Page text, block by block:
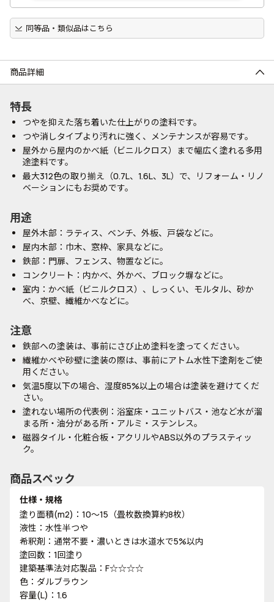
同等品・類似品はこちら
商品詳細
特長
つやを抑えた落ち着いた仕上がりの塗料です。
つや消しタイプより汚れに強く、メンテナンスが容易です。
屋外から屋内のかべ紙（ビニルクロス）まで幅広く塗れる多用
途塗料です。
最大312色の取り揃え（0.7L、1.6L、3L）で、リフォーム・リノ
ベーションにもお奨めです。
用途
屋外木部：ラティス、ベンチ、外板、戸袋などに。
屋内木部：巾木、窓枠、家具などに。
鉄部：門扉、フェンス、物置などに。
コンクリート：内かべ、外かべ、ブロック塀などに。
室内：かべ紙（ビニルクロス）、しっくい、モルタル、砂か
べ、京壁、繊維かべなどに。
注意
鉄部への塗装は、事前にさび止め塗料を塗ってください。
繊維かべや砂壁に塗装の際は、事前にアトム水性下塗剤をご使
用ください。
気温5度以下の場合、湿度85%以上の場合は塗装を避けてくだ
さい。
塗れない場所の代表例：浴室床・ユニットバス・池など水が溜
まる所・油分がある所・アルミ・ステンレス。
磁器タイル・化粧合板・アクリルやABS以外のプラスティッ
ク。
商品スペック
仕様・規格
塗り面積(m2)：10～15（畳枚数換算約8枚）
液性：水性半つや
希釈剤：通常不要・濃いときは水道水で5%以内
塗回数：1回塗り
建築基準法対応製品：F☆☆☆☆
色：ダルブラウン
容量(L)：1.6